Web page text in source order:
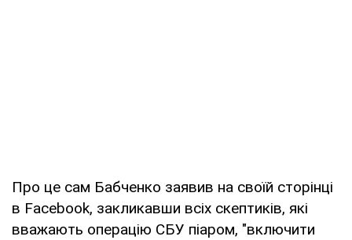
Про це сам Бабченко заявив на своїй сторінці
в Facebook, закликавши всіх скептиків, які
вважають операцію СБУ піаром, "включити